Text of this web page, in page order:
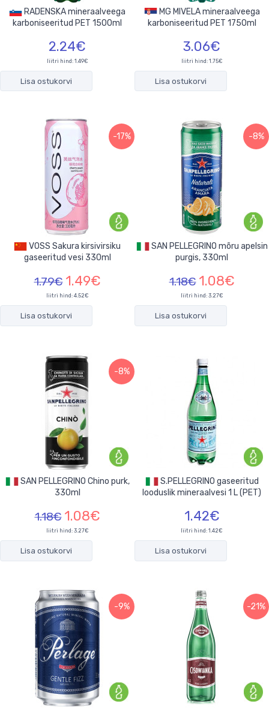
karboniseeritud PET 1500ml
2.24€
liitri hind: 1.49€
Lisa ostukorvi
MG MIVELA mineraalveega
karboniseeritud PET 1750ml
3.06€
liitri hind: 1.75€
Lisa ostukorvi
-17%
gaseeritud vesi 330ml
1.79€ 1.49€
liitri hind: 4.52€
Lisa ostukorvi
-8%
purgis, 330ml
1.18€ 1.08€
liitri hind: 3.27€
Lisa ostukorvi
-8%
330ml
1.18€ 1.08€
liitri hind: 3.27€
Lisa ostukorvi
looduslik mineraalvesi 1 L (PET)
1.42€
liitri hind: 1.42€
Lisa ostukorvi
-9% -21%